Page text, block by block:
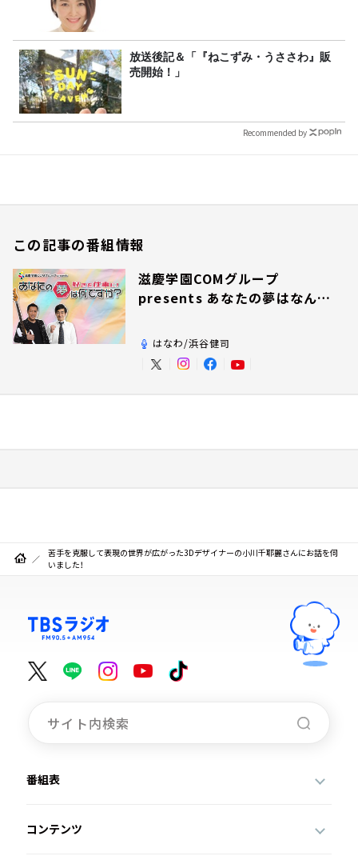
放送後記＆「『ねこずみ・うささわ』販
売開始！」
Recommended by
この記事の番組情報
滋慶学園COMグループ
presents あなたの夢はなんで
はなわ/浜谷健司
苦手を克服して表現の世界が広がった3Dデザイナーの小川千耶麗さんにお話を伺
いました！
番組表
コンテンツ